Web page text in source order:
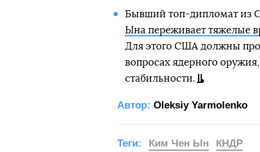
Бывший топ-дипломат из
Ына переживает тяжелые
Для этого США должны
вопросах ядерного
стабильности.
Автор: Oleksiy Yarmolenko
Теги: Ким Чен Ын КНДР